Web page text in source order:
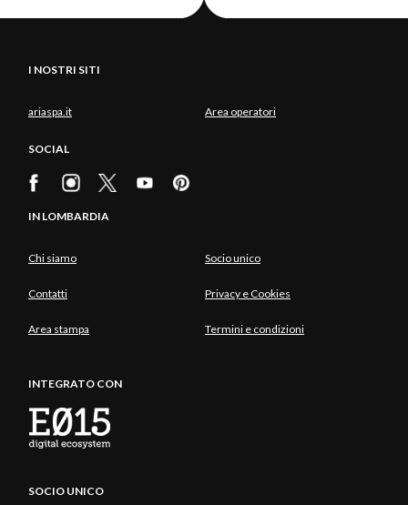
I NOSTRI SITI
ariaspa.it Area operatori
SOCIAL
IN LOMBARDIA
Chi siamo Socio unico
Contatti Privacy e Cookies
Area stampa Termini e condizioni
INTEGRATO CON
SOCIO UNICO